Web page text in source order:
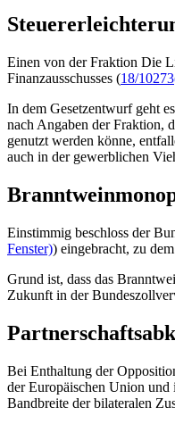
Einen von der Fraktion Die
Finanzausschusses (18/10273
In dem Gesetzentwurf geht
nach Angaben der Fraktion,
genutzt werden könne,
auch in der gewerblichen
Einstimmig beschloss der
Fenster)) eingebracht, zu
Grund ist, dass das
Zukunft in der
Bei Enthaltung der
der Europäischen Union und
Bandbreite der bilateralen